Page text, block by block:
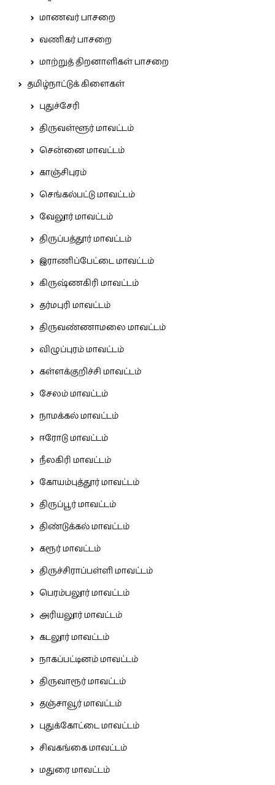
மாணவர் பாசறை
வணிகர் பாசறை
மாற்றுத் திறனாளிகள் பாசறை
தமிழ்நாட்டுக் கிளைகள்
புதுச்சேரி
திருவள்ளூர் மாவட்டம்
சென்னை மாவட்டம்
காஞ்சிபுரம்
செங்கல்பட்டு மாவட்டம்
வேலூர் மாவட்டம்
திருப்பத்தூர் மாவட்டம்
இராணிப்பேட்டை மாவட்டம்
கிருஷ்ணகிரி மாவட்டம்
தர்மபுரி மாவட்டம்
திருவண்ணாமலை மாவட்டம்
விழுப்புரம் மாவட்டம்
கள்ளக்குறிச்சி மாவட்டம்
சேலம் மாவட்டம்
நாமக்கல் மாவட்டம்
ஈரோடு மாவட்டம்
நீலகிரி மாவட்டம்
கோயம்புத்தூர் மாவட்டம்
திருப்பூர் மாவட்டம்
திண்டுக்கல் மாவட்டம்
கரூர் மாவட்டம்
திருச்சிராப்பள்ளி மாவட்டம்
பெரம்பலூர் மாவட்டம்
அரியலூர் மாவட்டம்
கடலூர் மாவட்டம்
நாகப்பட்டினம் மாவட்டம்
திருவாரூர் மாவட்டம்
தஞ்சாவூர் மாவட்டம்
புதுக்கோட்டை மாவட்டம்
சிவகங்கை மாவட்டம்
மதுரை மாவட்டம்